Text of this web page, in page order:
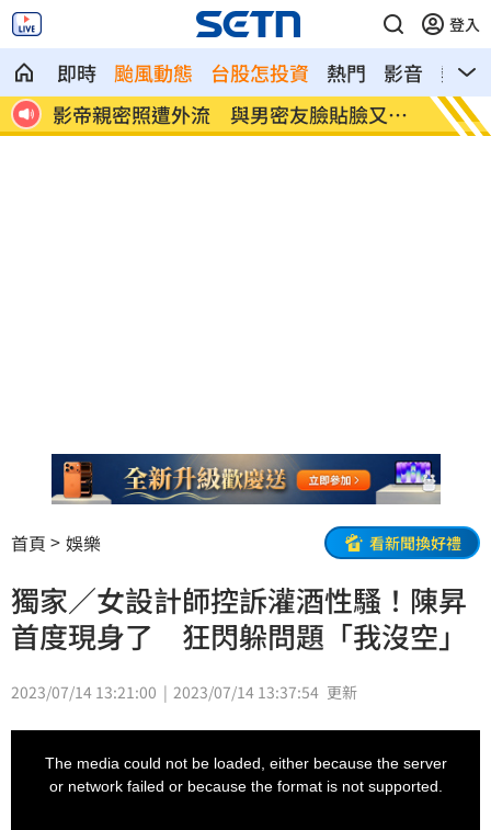
登入
即時 颱風動態 台股怎投資 熱門 影音
熱搜
索
美法院裁定白宮宴會廳停工 川普誓言上
訴
NCC
務
首頁 娛樂 看新聞換好禮
獨家／女設計師控訴灌酒性騷！陳昇
首度現身了 狂閃躲問題「我沒空」
2023/07/14 13:21:00 2023/07/14 13:37:54 更新
The media could not be loaded, either because the server
or network failed or because the format is not supported.